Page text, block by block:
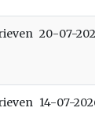
20-07-
14-07-